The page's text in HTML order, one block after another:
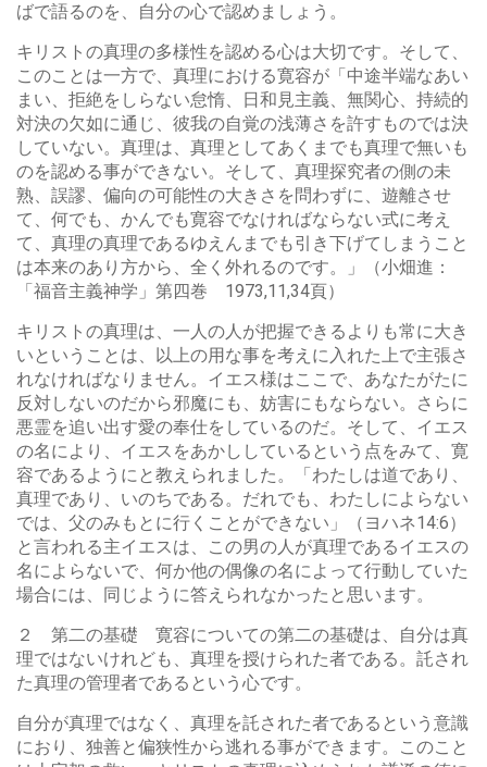
ばで語るのを、自分の心で認めましょう。
キリストの真理の多様性を認める心は大切です。そして、
このことは一方で、真理における寛容が「中途半端なあい
まい、拒絶をしらない怠惰、日和見主義、無関心、持続的
対決の欠如に通じ、彼我の自覚の浅薄さを許すものでは決
していない。真理は、真理としてあくまでも真理で無いも
のを認める事ができない。そして、真理探究者の側の未
熟、誤謬、偏向の可能性の大きさを問わずに、遊離させ
て、何でも、かんでも寛容でなければならない式に考え
て、真理の真理であるゆえんまでも引き下げてしまうこと
は本来のあり方から、全く外れるのです。」（小畑進：
「福音主義神学」第四巻 1973,11,34頁）
キリストの真理は、一人の人が把握できるよりも常に大き
いということは、以上の用な事を考えに入れた上で主張さ
れなければなりません。イエス様はここで、あなたがたに
反対しないのだから邪魔にも、妨害にもならない。さらに
悪霊を追い出す愛の奉仕をしているのだ。そして、イエス
の名により、イエスをあかししているという点をみて、寛
容であるようにと教えられました。「わたしは道であり、
真理であり、いのちである。だれでも、わたしによらない
では、父のみもとに行くことができない」（ヨハネ14:6）
と言われる主イエスは、この男の人が真理であるイエスの
名によらないで、何か他の偶像の名によって行動していた
場合には、同じように答えられなかったと思います。
２ 第二の基礎 寛容についての第二の基礎は、自分は真
理ではないけれども、真理を授けられた者である。託され
た真理の管理者であるという心です。
自分が真理ではなく、真理を託された者であるという意識
におり、独善と偏狭性から逃れる事ができます。このこと